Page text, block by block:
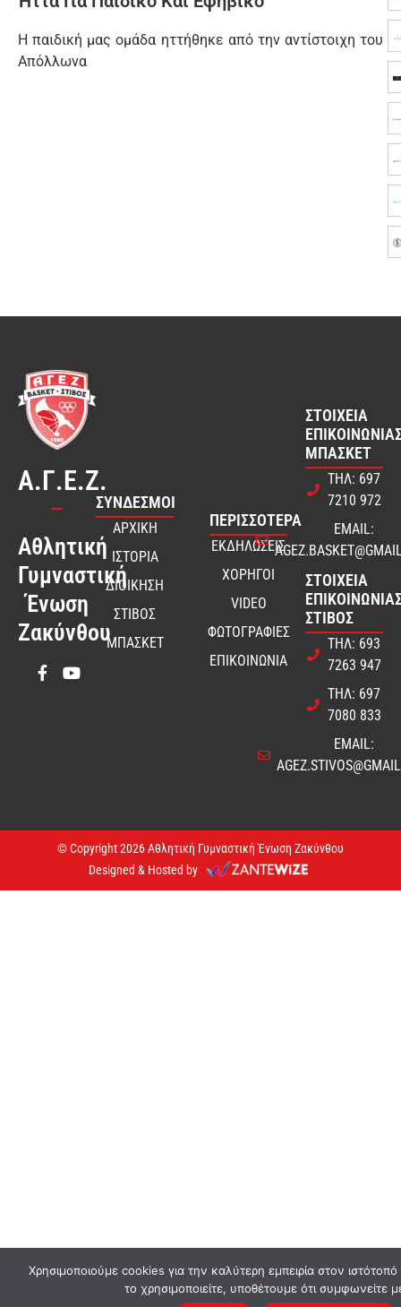
Η παιδική μας ομάδα ηττήθηκε από την αντίστοιχη του
Απόλλωνα
Α.Γ.Ε.Ζ.
Αθλητική
Γυμναστική
Ένωση
Ζακύνθου
ΣΎΝΔΕΣΜΟΙ
ΑΡΧΙΚΗ
ΙΣΤΟΡΙΑ
ΔΙΟΙΚΗΣΗ
ΣΤΙΒΟΣ
ΜΠΑΣΚΕΤ
ΠΕΡΙΣΣΟΤΕΡΑ
ΕΚΔΗΛΩΣΕΙΣ
ΧΟΡΗΓΟΙ
VIDEO
ΦΩΤΟΓΡΑΦΙΕΣ
ΕΠΙΚΟΙΝΩΝΙΑ
ΣΤΟΙΧΕΊΑ
ΜΠΆΣΚΕΤ
ΤΗΛ: 697
7210 972
EMAIL:
ΣΤΟΙΧΕΊΑ
ΣΤΊΒΟΣ
ΤΗΛ: 693
7263 947
ΤΗΛ: 697
7080 833
EMAIL:
© Copyright 2026 Αθλητική Γυμναστική Ένωση Ζακύνθου
Designed & Hosted by
Χρησιμοποιούμε cookies για την καλύτερη εμπειρία στον
το χρησιμοποιείτε, υποθέτουμε ότι συμφωνείτε